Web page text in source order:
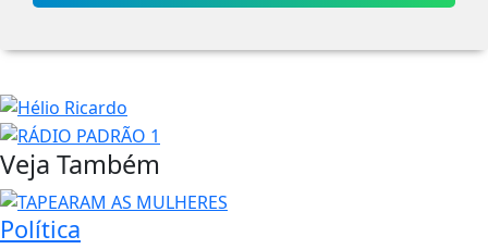
Veja Também
Política